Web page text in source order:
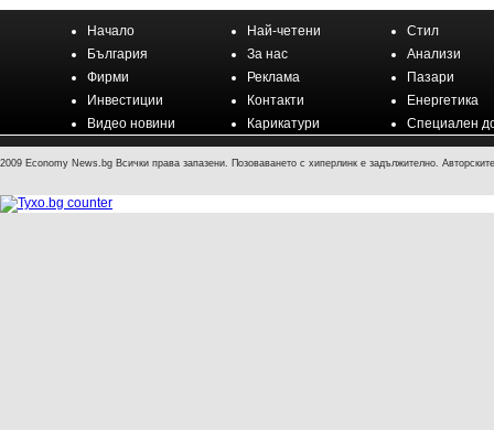
Начало Най-четени
Стил
България
За нас
Анализи
Фирми
Реклама
Пазари
Инвестиции
Контакти
Енергетика
Видео новини
Карикатури Специален
2009 Economy News.bg Всички права запазени. Позоваването с хиперлинк е задължително.